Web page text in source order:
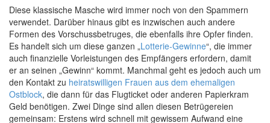
Diese klassische Masche wird immer noch von den Spammern
verwendet. Darüber hinaus gibt es inzwischen auch andere
Formen des Vorschussbetruges, die ebenfalls ihre Opfer finden.
Es handelt sich um diese ganzen „Lotterie-Gewinne“, die immer
auch finanzielle Vorleistungen des Empfängers erfordern, damit
er an seinen „Gewinn“ kommt. Manchmal geht es jedoch auch um
den Kontakt zu heiratswilligen Frauen aus dem ehemaligen
Ostblock, die dann für das Flugticket oder anderen Papierkram
Geld benötigen. Zwei Dinge sind allen diesen Betrügereien
gemeinsam: Erstens wird schnell mit gewissem Aufwand eine